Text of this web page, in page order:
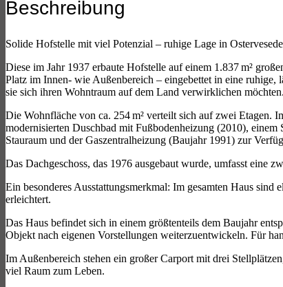
Beschreibung
Solide Hofstelle mit viel Potenzial – ruhige Lage in Ostervesede
Diese im Jahr 1937 erbaute Hofstelle auf einem 1.837 m²
Platz im Innen- wie Außenbereich – eingebettet in eine
sie sich ihren Wohntraum auf dem Land verwirklichen möchten.
Die Wohnfläche von ca. 254 m² verteilt sich auf zwei Etagen.
modernisierten Duschbad mit Fußbodenheizung (2010),
Stauraum und der Gaszentralheizung (Baujahr 1991) zur
Das Dachgeschoss, das 1976 ausgebaut wurde, umfasst eine
Ein besonderes Ausstattungsmerkmal: Im gesamten Haus
erleichtert.
Das Haus befindet sich in einem größtenteils dem Baujahr
Objekt nach eigenen Vorstellungen weiterzuentwickeln. Für
Im Außenbereich stehen ein großer Carport mit drei
viel Raum zum Leben.